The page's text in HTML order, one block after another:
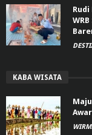
KABA WISATA